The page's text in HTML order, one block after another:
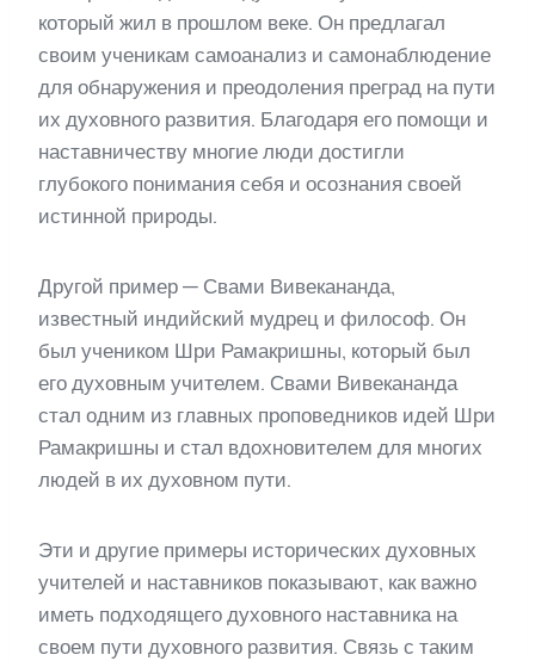
который жил в прошлом веке. Он предлагал
своим ученикам самоанализ и самонаблюдение
для обнаружения и преодоления преград на пути
их духовного развития. Благодаря его помощи и
наставничеству многие люди достигли
глубокого понимания себя и осознания своей
истинной природы.
Другой пример — Свами Вивекананда,
известный индийский мудрец и философ. Он
был учеником Шри Рамакришны, который был
его духовным учителем. Свами Вивекананда
стал одним из главных проповедников идей Шри
Рамакришны и стал вдохновителем для многих
людей в их духовном пути.
Эти и другие примеры исторических духовных
учителей и наставников показывают, как важно
иметь подходящего духовного наставника на
своем пути духовного развития. Связь с таким